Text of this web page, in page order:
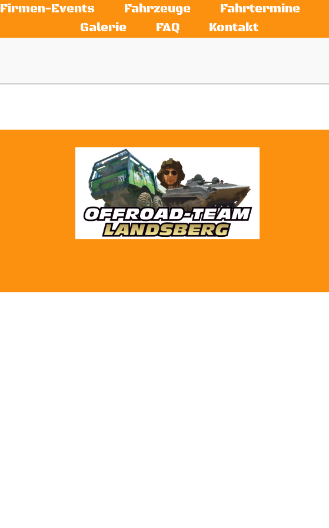
Firmen-Events Fahrzeuge Fahrtermine
Galerie
FAQ Kontakt